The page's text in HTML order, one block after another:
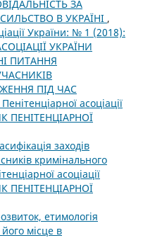
ЗА
В УКРАЇНІ ,
України: № 1 (2018):
УКРАЇНИ
ПИТАННЯ
ПІД ЧАС
асоціації
ПЕНІТЕНЦІАРНОЇ
заходів
кримінального
асоціації
ПЕНІТЕНЦІАРНОЇ
етимологія
місце в